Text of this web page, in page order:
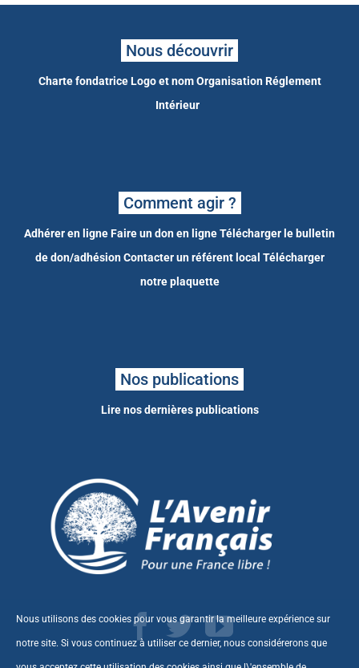
Nous découvrir
Charte fondatrice Logo et nom Organisation Réglement
Intérieur
Comment agir ?
Adhérer en ligneFaire un don en ligneTélécharger le bulletin
de don/adhésion Contacter un référent local Télécharger
notre plaquette
Nos publications
Lire nos dernières publications
Nous utilisons des cookies pour vous garantir la meilleure expérience sur
notre site. Si vous continuez à utiliser ce dernier, nous considérerons que